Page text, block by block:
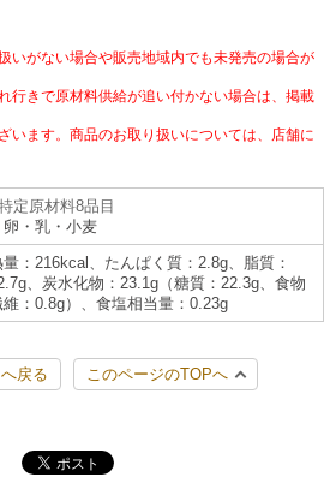
ードカード
ャージ
ス
限定）
業
ブン
力」
制
ト
いがない場合や販売地域内でも未発売の場合が
行きで原材料供給が追い付かない場合は、掲載
います。商品のお取り扱いについては、店舗に
定原材料8品目
卵・乳・小麦
量：216kcal、たんぱく質：2.8g、脂質：
、炭水化物：23.1g（糖質：22.3g、食物
維：0.8g）、食塩相当量：0.23g
戻る このページのTOPへ